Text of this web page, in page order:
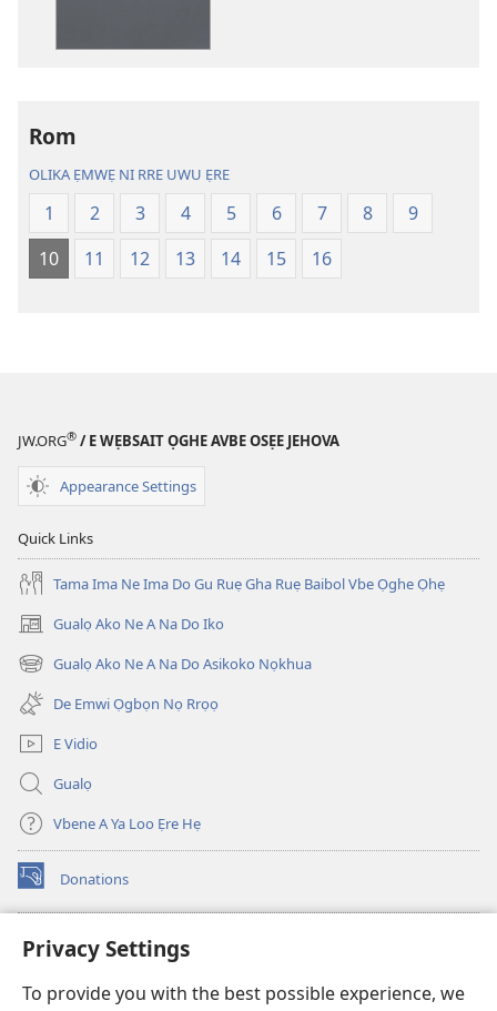
Privacy Settings
To provide you with the best possible experience, we
gha
sẹtin
(Na
Vbe
2013)
hae
ye
Vbe
2013)
Rom
OLIKA ẸMWẸ NI RRE UWU ẸRE
1 2 3 4 5 6 7 8
9
10
11 12 13 14 15 16
JW.ORG® / E WẸBSAIT ỌGHE AVBE OSẸE JEHOVA
Appearance Settings
Quick Links
Tama Ima Ne Ima Do Gu Ruẹ Gha Ruẹ Baibol Vbe Ọghe Ọhẹ
Gualọ Ako Ne A Na Do Iko
(opens
new
window)
Gualọ Ako Ne A Na Do Asikoko Nọkhua
(opens
new
window)
De Emwi Ọgbọn Nọ Rrọọ
E Vidio
Gualọ
Vbene A Ya Loo Ẹre Hẹ
Donations
(opens
new
Aza Ebe Ọghe Watchtower Nọ Rre Intanẹt
(opens
window)JW Hub
(opens